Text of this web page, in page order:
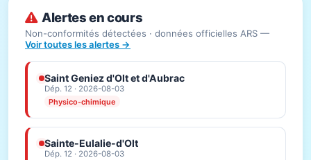
Alertes en cours
Non-conformités détectées · données officielles ARS —
Voir toutes les alertes →
Saint Geniez d'Olt et d'Aubrac
Dép. 12 · 2026-08-03
Physico-chimique
Sainte-Eulalie-d'Olt
Dép. 12 · 2026-08-03